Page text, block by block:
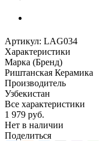
Артикул: LAG034
Характеристики
Марка (Бренд)
Риштанская Керамика
Производитель
Узбекистан
Все характеристики
1 979 руб.
Нет в наличии
Поделиться